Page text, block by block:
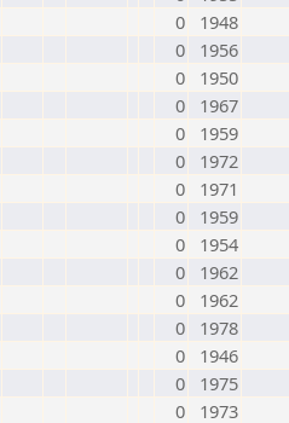
0
1948
0
1956
0
1950
0
1967
0
1959
0
1972
0
1971
0
1959
0
1954
0
1962
0
1962
0
1978
0
1946
0
1975
0
1973